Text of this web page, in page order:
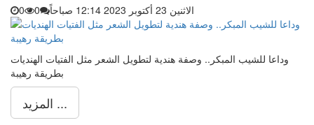
الاثنين 23 أكتوبر 2023 12:14 صباحاً 0
0
وداعا للشيب المبكر.. وصفة هندية لتطويل الشعر مثل الفتيات الهنديات
بطريقة رهيبة
المزيد ...